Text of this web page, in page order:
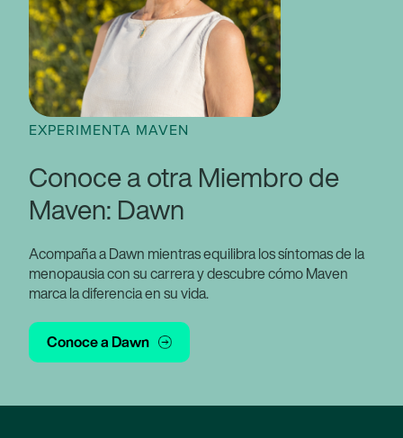
EXPERIMENTA MAVEN
Conoce a otra Miembro de
Maven: Dawn
Acompaña a Dawn mientras equilibra los síntomas de la
menopausia con su carrera y descubre cómo Maven
marca la diferencia en su vida.
Conoce a Dawn